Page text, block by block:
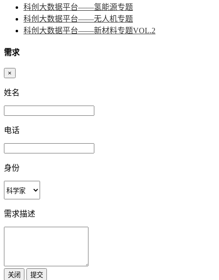
科创大数据平台——氢能源专题
科创大数据平台——无人机专题
科创大数据平台——新材料专题VOL.2
需求
×
姓名
电话
身份
需求描述
关闭 提交